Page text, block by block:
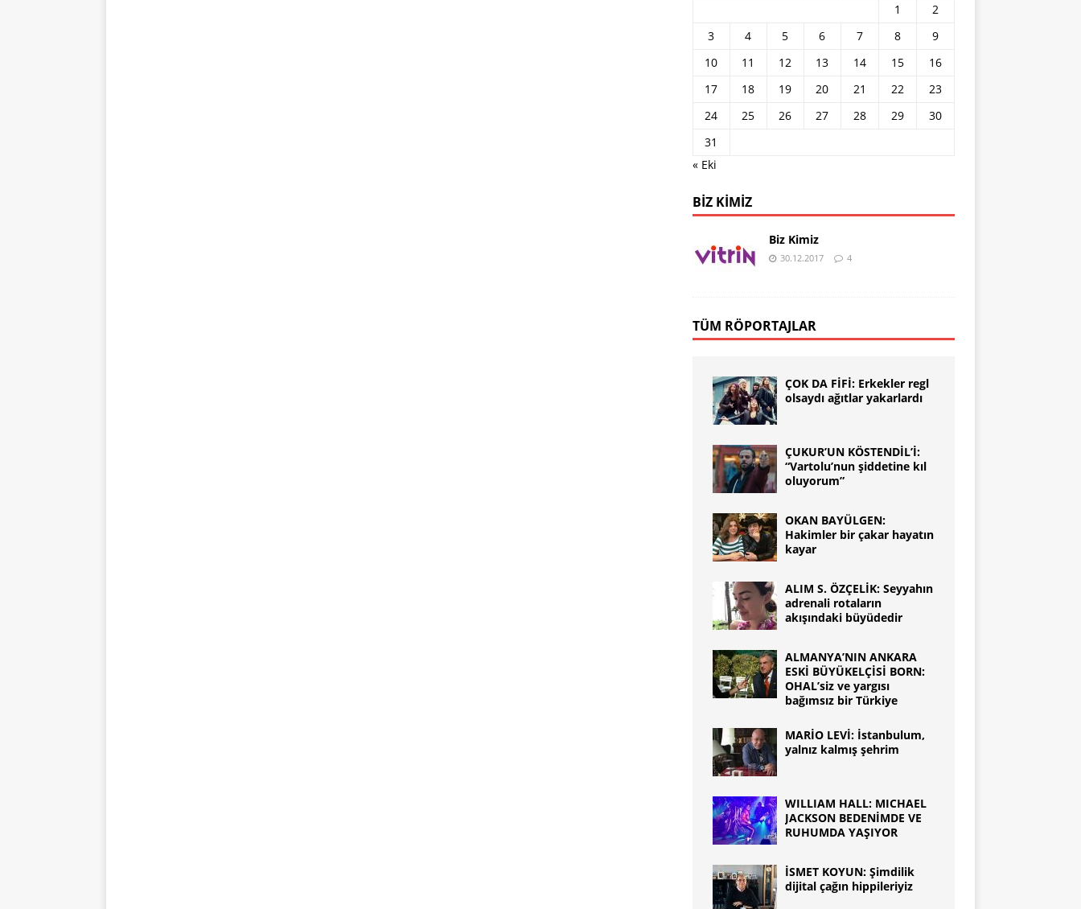
1
2
3
4 5 6 7 8
9
10
11 12 13 14 15
16
17
18 19 20 21 22
23
24
25 26 27 28 29
30
31
« Eki
BIZ KIMIZ
Biz Kimiz
30.12.2017 4
TÜM RÖPORTAJLAR
ÇOK DA FİFİ: Erkekler regl
olsaydı ağıtlar yakarlardı
ÇUKUR’UN KÖSTENDİL’İ:
“Vartolu’nun şiddetine kıl
oluyorum”
OKAN BAYÜLGEN:
Hakimler bir çakar hayatın
kayar
ALIM S. ÖZÇELİK: Seyyahın
adrenali rotaların
akışındaki büyüdedir
ALMANYA’NIN ANKARA
ESKİ BÜYÜKELÇİSİ BORN:
OHAL’siz ve yargısı
bağımsız bir Türkiye
MARİO LEVİ: İstanbulum,
yalnız kalmış şehrim
WILLIAM HALL: MICHAEL
JACKSON BEDENİMDE VE
RUHUMDA YAŞIYOR
İSMET KOYUN: Şimdilik
dijital çağın hippileriyiz